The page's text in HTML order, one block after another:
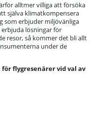
alltmer villiga att försöka
själva klimatkompensera
som erbjuder miljövänliga
lösningar för
resor, så kommer det bli allt
under de
flygresenärer vid val av